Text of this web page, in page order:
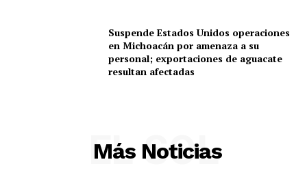
Suspende Estados Unidos operaciones
en Michoacán por amenaza a su
personal; exportaciones de aguacate
resultan afectadas
Más Noticias
EL SOL